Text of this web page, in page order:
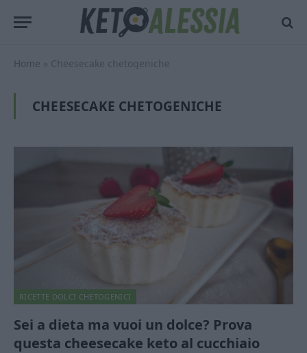
Home » Cheesecake chetogeniche
CHEESECAKE CHETOGENICHE
RICETTE DOLCI CHETOGENICI
Sei a dieta ma vuoi un dolce? Prova
questa cheesecake keto al cucchiaio